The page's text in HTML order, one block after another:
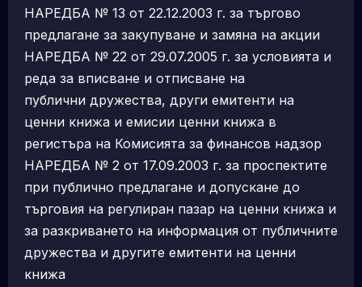
НАРЕДБА № 13 от 22.12.2003 г. за търгово
предлагане за закупуване и замяна на акции
НАРЕДБА № 22 от 29.07.2005 г. за условията и
реда за вписване и отписване на
публични дружества, други емитенти на
ценни книжа и емисии ценни книжа в
регистъра на Комисията за финансов надзор
НАРЕДБА № 2 от 17.09.2003 г. за проспектите
при публично предлагане и допускане до
търговия на регулиран пазар на ценни книжа и
за разкриването на информация от публичните
дружества и другите емитенти на ценни
книжа